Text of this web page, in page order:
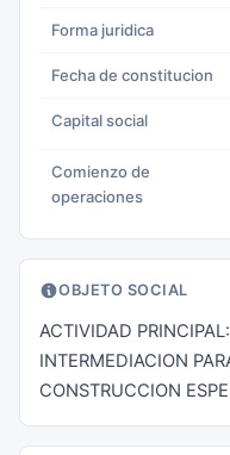
Forma juridica
Fecha de constitucion
Capital social
Comienzo de
operaciones
OBJETO SOCIAL
ACTIVIDAD
INTERMEDIACION
CONSTRUCCION